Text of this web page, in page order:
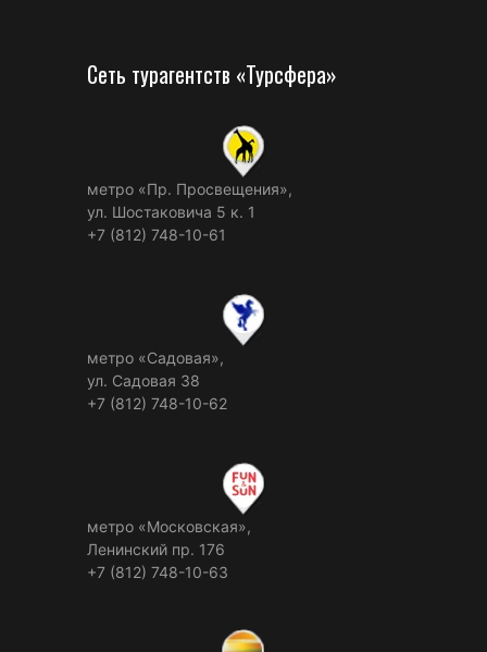
Сеть турагентств «Турсфера»
метро «Пр. Просвещения»,
ул. Шостаковича 5 к. 1
+7 (812) 748-10-61
метро «Садовая»,
ул. Садовая 38
+7 (812) 748-10-62
метро «Московская»,
Ленинский пр. 176
+7 (812) 748-10-63